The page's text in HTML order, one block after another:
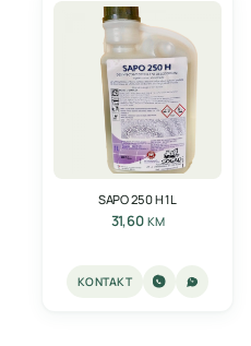
SAPO 250 H 1L
31,60 KM
KONTAKT